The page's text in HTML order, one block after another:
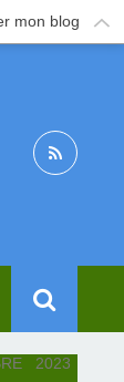
mon blog